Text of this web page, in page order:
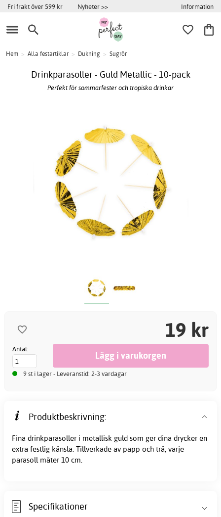
Fri frakt över 599 kr Nyheter >> Information
Hem > Alla festartiklar > Dukning > Sugrör
Drinkparasoller - Guld Metallic - 10-pack
Perfekt för sommarfester och tropiska drinkar
19 kr
Antal:
9 st i lager - Leveranstid: 2-3 vardagar
Produktbeskrivning:
Fina drinkparasoller i metallisk guld som ger dina drycker en
extra festlig känsla. Tillverkade av papp och trä, varje
parasoll mäter 10 cm.
Specifikationer